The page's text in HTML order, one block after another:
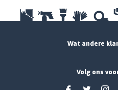
Wat andere
Volg ons